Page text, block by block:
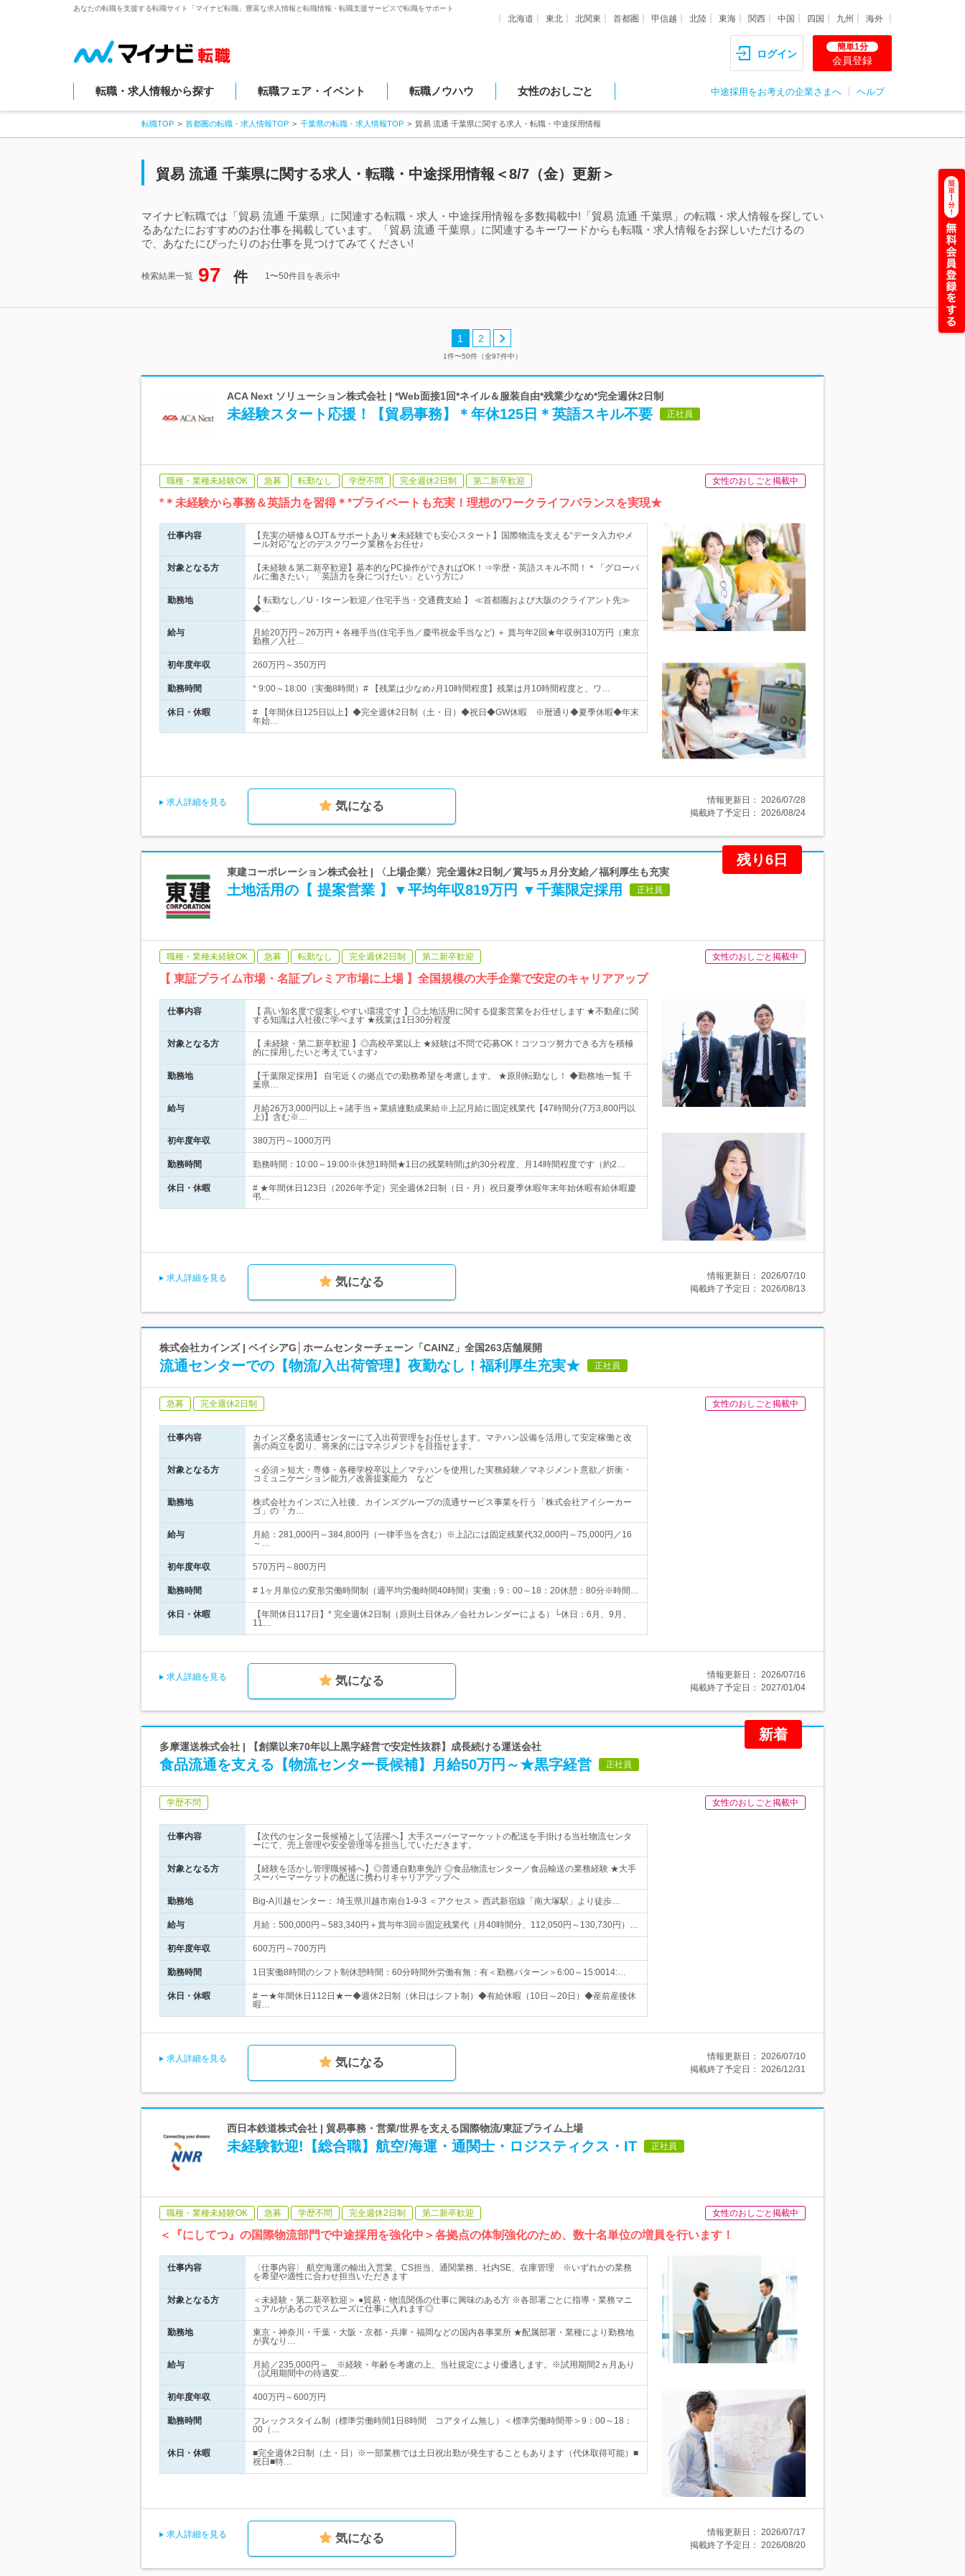
あなたの転職を支援する転職サイト「マイナビ転職」豊富な求人情報と転職情報・転職支援サービスで転職をサポート
北海道 東北 北関東 首都圏 甲信越 北陸 東海 関西 中国 四国 九州 海外
ログイン
簡単1分
会員登録
転職・求人情報から探す 転職フェア・イベント 転職ノウハウ 女性のおしごと 中途採用をお考えの企業さまへ ヘルプ
転職TOP 首都圏の転職・求人情報TOP 千葉県の転職・求人情報TOP 貿易 流通 千葉県に関する求人・転職・中途採用情報
貿易 流通 千葉県に関する求人・転職・中途採用情報＜8/7（金）更新＞
マイナビ転職では「貿易 流通 千葉県」に関連する転職・求人・中途採用情報を多数掲載中!「貿易 流通 千葉県」の転職・求人情報を探してい
るあなたにおすすめのお仕事を掲載しています。「貿易 流通 千葉県」に関連するキーワードからも転職・求人情報をお探しいただけるの
で、あなたにぴったりのお仕事を見つけてみてください!
検索結果一覧 97 件 1〜50件目を表示中
1 2
1件〜50件（全97件中）
ACA Next ソリューション株式会社 | *Web面接1回*ネイル＆服装自由*残業少なめ*完全週休2日制
未経験スタート応援！【貿易事務】＊年休125日＊英語スキル不要 正社員
職種・業種未経験OK 急募 転勤なし 学歴不問 完全週休2日制 第二新卒歓迎 女性のおしごと掲載中
*＊未経験から事務＆英語力を習得＊*プライベートも充実！理想のワークライフバランスを実現★
仕事内容
【充実の研修＆OJT＆サポートあり★未経験でも安心スタート】国際物流を支える“データ入力やメ
ール対応”などのデスクワーク業務をお任せ♪
対象となる方
【未経験＆第二新卒歓迎】基本的なPC操作ができればOK！⇒学歴・英語スキル不問！＊「グローバ
ルに働きたい」「英語力を身につけたい」という方に♪
勤務地
【 転勤なし／U・Iターン歓迎／住宅手当・交通費支給 】 ≪首都圏および大阪のクライアント先≫
◆…
給与
月給20万円～26万円 + 各種手当(住宅手当／慶弔祝金手当など) ＋ 賞与年2回★年収例310万円（東京
勤務／入社…
初年度年収 260万円～350万円
勤務時間 * 9:00～18:00（実働8時間）# 【残業は少なめ♪月10時間程度】残業は月10時間程度と、ワ…
休日・休暇
# 【年間休日125日以上】◆完全週休2日制（土・日）◆祝日◆GW休暇 ※暦通り◆夏季休暇◆年末
年始…
求人詳細を見る 気になる 情報更新日： 2026/07/28
掲載終了予定日： 2026/08/24
残り6日
東建コーポレーション株式会社 | 〈上場企業〉完全週休2日制／賞与5ヵ月分支給／福利厚生も充実
土地活用の【 提案営業 】▼平均年収819万円 ▼千葉限定採用 正社員
職種・業種未経験OK 急募 転勤なし 完全週休2日制 第二新卒歓迎 女性のおしごと掲載中
【 東証プライム市場・名証プレミア市場に上場 】全国規模の大手企業で安定のキャリアアップ
仕事内容
【 高い知名度で提案しやすい環境です 】◎土地活用に関する提案営業をお任せします ★不動産に関
する知識は入社後に学べます ★残業は1日30分程度
対象となる方
【 未経験・第二新卒歓迎 】◎高校卒業以上 ★経験は不問で応募OK！コツコツ努力できる方を積極
的に採用したいと考えています♪
勤務地
【千葉限定採用】 自宅近くの拠点での勤務希望を考慮します。 ★原則転勤なし！ ◆勤務地一覧 千
葉県…
給与
月給26万3,000円以上＋諸手当＋業績連動成果給※上記月給に固定残業代【47時間分(7万3,800円以
上)】含む※…
初年度年収 380万円～1000万円
勤務時間 勤務時間：10:00～19:00※休憩1時間★1日の残業時間は約30分程度、月14時間程度です（約2…
休日・休暇
# ★年間休日123日（2026年予定）完全週休2日制（日・月）祝日夏季休暇年末年始休暇有給休暇慶
弔…
求人詳細を見る 気になる 情報更新日： 2026/07/10
掲載終了予定日： 2026/08/13
株式会社カインズ | ベイシアG│ホームセンターチェーン「CAINZ」全国263店舗展開
流通センターでの【物流/入出荷管理】夜勤なし！福利厚生充実★ 正社員
急募 完全週休2日制 女性のおしごと掲載中
仕事内容
カインズ桑名流通センターにて入出荷管理をお任せします。マテハン設備を活用して安定稼働と改
善の両立を図り、将来的にはマネジメントを目指せます。
対象となる方
＜必須＞短大・専修・各種学校卒以上／マテハンを使用した実務経験／マネジメント意欲／折衝・
コミュニケーション能力／改善提案能力 など
勤務地
株式会社カインズに入社後、カインズグループの流通サービス事業を行う「株式会社アイシーカー
ゴ」の「カ…
給与
月給：281,000円～384,800円（一律手当を含む）※上記には固定残業代32,000円～75,000円／16
～…
初年度年収 570万円～800万円
勤務時間 # 1ヶ月単位の変形労働時間制（週平均労働時間40時間）実働：9：00～18：20休憩：80分※時間…
休日・休暇
【年間休日117日】* 完全週休2日制（原則土日休み／会社カレンダーによる）└休日：6月、9月、
11…
求人詳細を見る 気になる 情報更新日： 2026/07/16
掲載終了予定日： 2027/01/04
新着
多摩運送株式会社 | 【創業以来70年以上黒字経営で安定性抜群】成長続ける運送会社
食品流通を支える【物流センター長候補】月給50万円～★黒字経営 正社員
学歴不問 女性のおしごと掲載中
仕事内容
【次代のセンター長候補として活躍へ】大手スーパーマーケットの配送を手掛ける当社物流センタ
ーにて、売上管理や安全管理等を担当していただきます。
対象となる方
【経験を活かし管理職候補へ】◎普通自動車免許 ◎食品物流センター／食品輸送の業務経験 ★大手
スーパーマーケットの配送に携わりキャリアアップへ
勤務地 Big-A川越センター： 埼玉県川越市南台1-9-3 ＜アクセス＞ 西武新宿線「南大塚駅」より徒歩…
給与 月給：500,000円～583,340円＋賞与年3回※固定残業代（月40時間分、112,050円～130,730円）…
初年度年収 600万円～700万円
勤務時間 1日実働8時間のシフト制休憩時間：60分時間外労働有無：有＜勤務パターン＞6:00～15:0014:…
休日・休暇
# ー★年間休日112日★ー◆週休2日制（休日はシフト制）◆有給休暇（10日～20日）◆産前産後休
暇…
求人詳細を見る 気になる 情報更新日： 2026/07/10
掲載終了予定日： 2026/12/31
西日本鉄道株式会社 | 貿易事務・営業/世界を支える国際物流/東証プライム上場
未経験歓迎!【総合職】航空/海運・通関士・ロジスティクス・IT 正社員
職種・業種未経験OK 急募 学歴不問 完全週休2日制 第二新卒歓迎 女性のおしごと掲載中
＜『にしてつ』の国際物流部門で中途採用を強化中＞各拠点の体制強化のため、数十名単位の増員を行います！
仕事内容
〈仕事内容〉 航空海運の輸出入営業、CS担当、通関業務、社内SE、在庫管理 ※いずれかの業務
を希望や適性に合わせ担当いただきます
対象となる方
＜未経験・第二新卒歓迎＞ ●貿易・物流関係の仕事に興味のある方 ※各部署ごとに指導・業務マニ
ュアルがあるのでスムーズに仕事に入れます◎
勤務地
東京・神奈川・千葉・大阪・京都・兵庫・福岡などの国内各事業所 ★配属部署・業種により勤務地
が異なり…
給与
月給／235,000円～ ※経験・年齢を考慮の上、当社規定により優遇します。※試用期間2ヵ月あり
（試用期間中の待遇変…
初年度年収 400万円～600万円
勤務時間
フレックスタイム制（標準労働時間1日8時間 コアタイム無し）＜標準労働時間帯＞9：00～18：
00（…
休日・休暇
■完全週休2日制（土・日）※一部業務では土日祝出勤が発生することもあります（代休取得可能）■
祝日■特…
求人詳細を見る 気になる 情報更新日： 2026/07/17
掲載終了予定日： 2026/08/20